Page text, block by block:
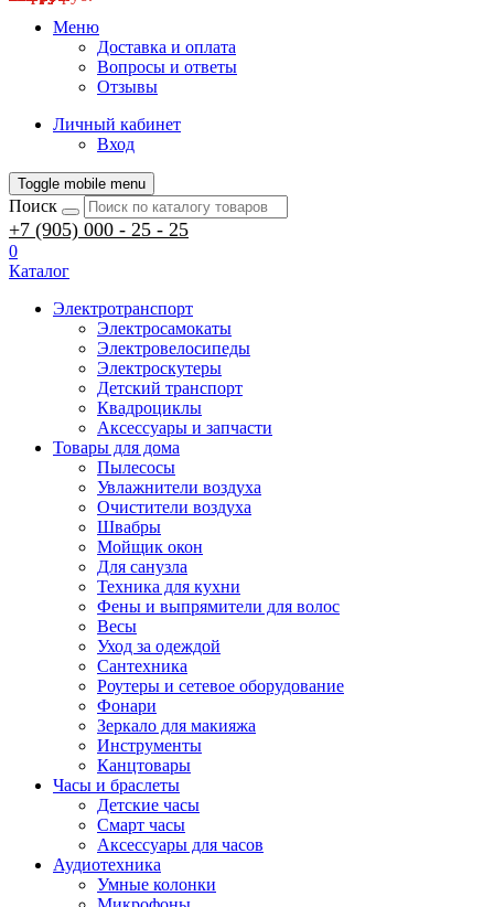
Меню
Доставка и оплата
Вопросы и ответы
Отзывы
Личный кабинет
Вход
Toggle mobile menu
Поиск
+7 (905) 000 - 25 - 25
0
Каталог
Электротранспорт
Электросамокаты
Электровелосипеды
Электроскутеры
Детский транспорт
Квадроциклы
Аксессуары и запчасти
Товары для дома
Пылесосы
Увлажнители воздуха
Очистители воздуха
Швабры
Мойщик окон
Для санузла
Техника для кухни
Фены и выпрямители для волос
Весы
Уход за одеждой
Сантехника
Роутеры и сетевое оборудование
Фонари
Зеркало для макияжа
Инструменты
Канцтовары
Часы и браслеты
Детские часы
Смарт часы
Аксессуары для часов
Аудиотехника
Умные колонки